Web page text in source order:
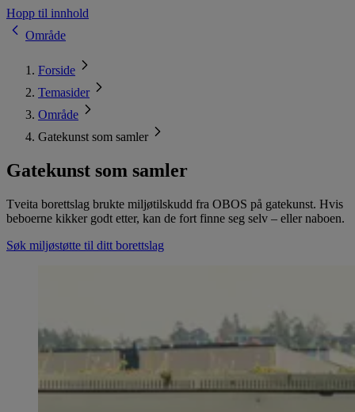
Hopp til innhold
Område
Forside
Temasider
Område
Gatekunst som samler
Gatekunst som samler
Tveita borettslag brukte miljøtilskudd fra OBOS på gatekunst. Hvis
beboerne kikker godt etter, kan de fort finne seg selv – eller naboen.
Søk miljøstøtte til ditt borettslag